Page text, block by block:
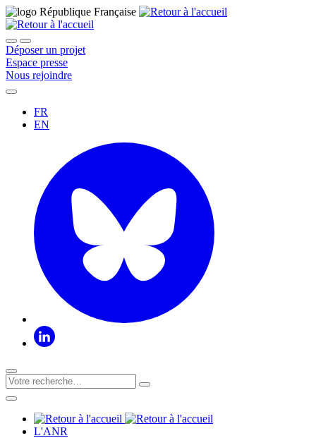
Déposer un projet
Espace presse
Nous rejoindre
FR
EN
L'ANR